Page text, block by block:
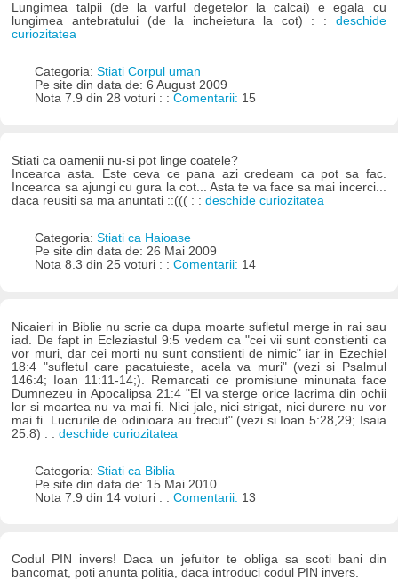
Lungimea talpii (de la varful degetelor la calcai) e egala cu
lungimea antebratului (de la incheietura la cot) : : deschide
curiozitatea
Categoria: Stiati Corpul uman
Pe site din data de: 6 August 2009
Nota 7.9 din 28 voturi : : Comentarii: 15
Stiati ca oamenii nu-si pot linge coatele?
Incearca asta. Este ceva ce pana azi credeam ca pot sa fac.
Incearca sa ajungi cu gura la cot... Asta te va face sa mai incerci...
daca reusiti sa ma anuntati ::((( : :deschide curiozitatea
Categoria: Stiati ca Haioase
Pe site din data de: 26 Mai 2009
Nota 8.3 din 25 voturi : : Comentarii: 14
Nicaieri in Biblie nu scrie ca dupa moarte sufletul merge in rai sau
iad. De fapt in Ecleziastul 9:5 vedem ca "cei vii sunt constienti ca
vor muri, dar cei morti nu sunt constienti de nimic" iar in Ezechiel
18:4 "sufletul care pacatuieste, acela va muri" (vezi si Psalmul
146:4; Ioan 11:11-14;). Remarcati ce promisiune minunata face
Dumnezeu in Apocalipsa 21:4 "El va sterge orice lacrima din ochii
lor si moartea nu va mai fi. Nici jale, nici strigat, nici durere nu vor
mai fi. Lucrurile de odinioara au trecut" (vezi si Ioan 5:28,29; Isaia
25:8) : :deschide curiozitatea
Categoria: Stiati ca Biblia
Pe site din data de: 15 Mai 2010
Nota 7.9 din 14 voturi : : Comentarii: 13
Codul PIN invers! Daca un jefuitor te obliga sa scoti bani din
bancomat, poti anunta politia, daca introduci codul PIN invers.